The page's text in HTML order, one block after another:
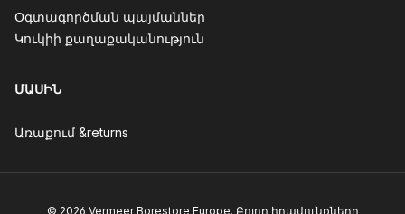
Օգտագործման պայմաններ
Կուկիի քաղաքականություն
ՄԱՍԻՆ
Առաքում &returns
© 2026 Vermeer Borestore Europe. Բոլոր իրավունքները